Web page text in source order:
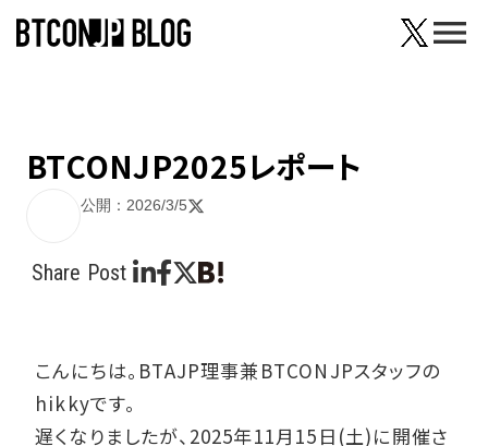
menu
BTCONJP2025レポート
公開：2026/3/5
Share Post
こんにちは。BTAJP理事兼BTCONJPスタッフの
hikkyです。
遅くなりましたが、2025年11月15日(土)に開催さ